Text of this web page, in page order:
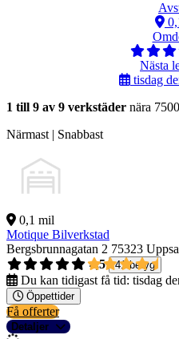
Nästa
tisdag
1 till 9 av 9 verkstäder nära
Närmast | Snabbast
0,1 mil
Motique Bilverkstad
Bergsbrunnagatan 2 75323
4,5
41 betyg
Du kan tidigast få tid: tisdag
Öppettider
Få offerter
Detaljer